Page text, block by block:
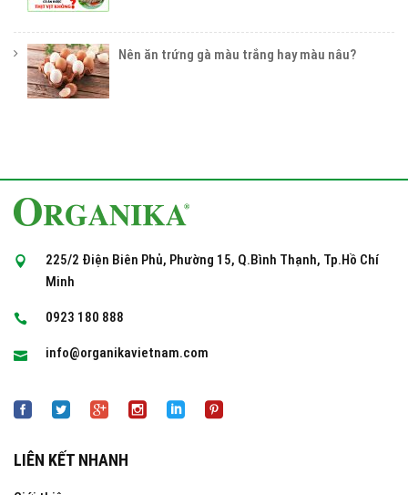
Nên ăn trứng gà màu trắng hay màu nâu?
225/2 Điện Biên Phủ, Phường 15, Q.Bình Thạnh, Tp.Hồ Chí
Minh
0923 180 888
info@organikavietnam.com
LIÊN KẾT NHANH